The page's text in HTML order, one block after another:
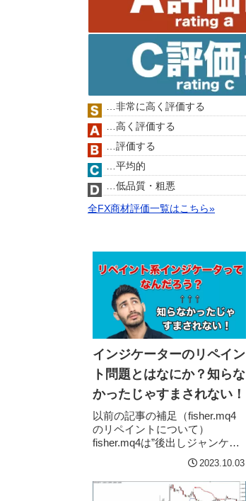
…非常に高く評価する
…高く評価する
…評価する
…平均的
…低品質・粗悪
全FX商材評価一覧はこちら»
インジケーターのリペイン
ト問題とはなにか？知らな
かったじゃすまされない！
以前の記事の補足（fisher.mq4
のリペイントについて）
fisher.mq4は”後出しジャンケ
ン”型のインジケーターなのか？
という記事でfisher.mq4がリペ
イントすると解説したところ、
2023.10.03